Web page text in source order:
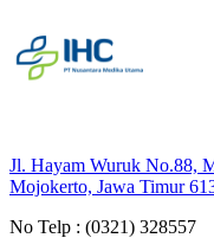
Jl. Hayam Wuruk No.88,
Mojokerto, Jawa Timur
No Telp : (0321) 328557